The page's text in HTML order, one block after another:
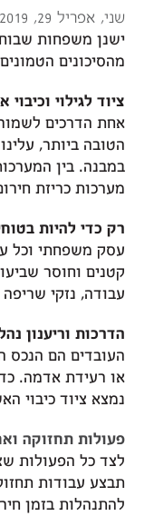
שני, אפריל 29, 2019 - 14:58
ישנן משפחות
מהסיכונים
ציוד לגילוי וכיבוי
אחת הדרכים
הטובה ביותר,
במבנה. בין
מערכות כריזת
רק כדי להיות
עסק משפחתי וכל
קטנים וחוסר
עבודה, נזקי
הדרכות וריענון
העובדים הם הנכס
או רעידת אדמה.
נמצא ציוד כיבוי
פעולות תחזוקה
לצד כל הפעולות
תבצע עבודות
להתנהלות בזמן